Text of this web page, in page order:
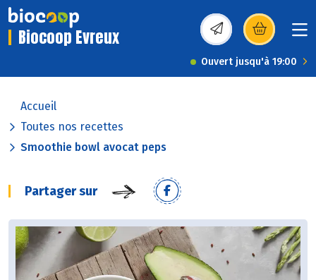
Biocoop Evreux (s’ouvre dans une
Ouvert jusqu'à 19:00
Accueil
Toutes nos recettes
Smoothie bowl avocat peps
Partager sur